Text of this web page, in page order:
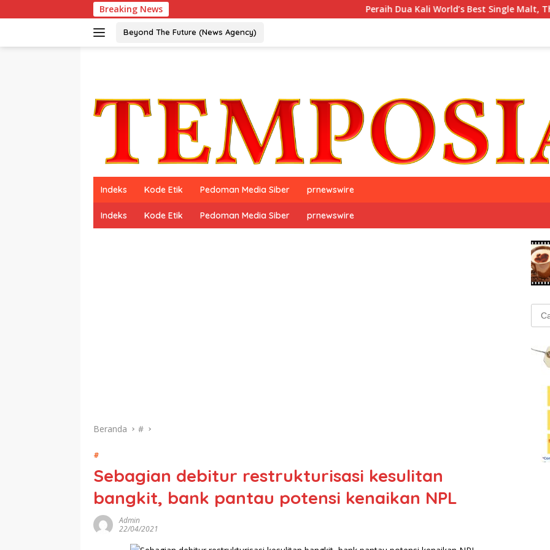
ke
Breaking News Peraih Dua Kali World’s Best Single Malt, The
Beyond The Future (News Agency)
Indeks Kode Etik Pedoman Media Siber prnewswire
Indeks Kode Etik Pedoman Media Siber prnewswire
Beranda #
#
Sebagian debitur restrukturisasi kesulitan
bangkit, bank pantau potensi kenaikan NPL
Admin
22/04/2021